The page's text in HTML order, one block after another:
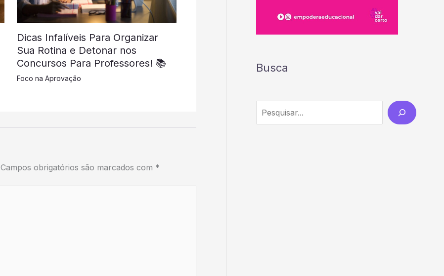
Dicas Infalíveis Para Organizar
Sua Rotina e Detonar nos
Concursos Para Professores! 📚
Foco na Aprovação
Campos obrigatórios são marcados com *
Busca